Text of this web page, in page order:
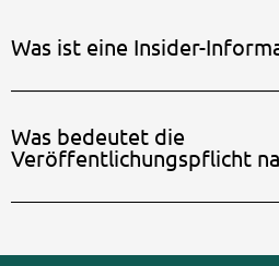
Was ist eine Insider-
Was bedeutet die
Veröffentlichungspflicht